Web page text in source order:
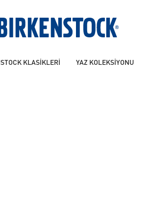
KLASİKLERİ YAZ KOLEKSİYONU